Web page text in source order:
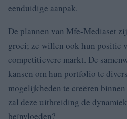
eenduidige aanpak.
De plannen van Mfe-Mediaset
groei; ze willen ook hun positie
competitievere markt. De
kansen om hun portfolio te
mogelijkheden te creëren
zal deze uitbreiding de
beïnvloeden?